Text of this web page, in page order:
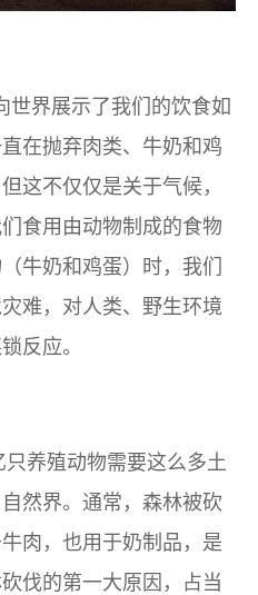
世界展示了我们的饮食如
在抛弃肉类、牛奶和鸡
这不仅仅是关于气候，
食用由动物制成的食物
牛奶和鸡蛋）时，我们
难，对人类、野生环境
反应。
养殖动物需要这么多土
然界。通常，森林被砍
肉，也用于奶制品，是
伐的第一大原因，占当